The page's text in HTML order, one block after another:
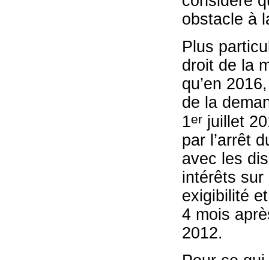
obstacle à
Plus
droit de la
qu’en
de la
1erjuillet
par l’arrêt
avec les
intérêts sur
exigibilité
4 mois
2012.